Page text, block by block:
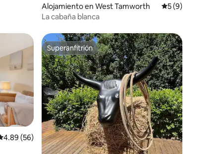
Alojamiento en West Tamworth Calificación
5 (9)
La cabaña blanca
promedio: 4.89 de 5, 56 reseñas
4.89 (56)
Superanfitrión
Superanfitrión